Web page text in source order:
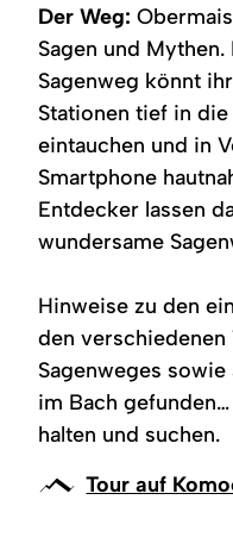
digitale
Inhalte
und
Filme
auf
dem
Sagenweg.
im
Sagenhaften
Naturraum.
Obermaiselstein
–
mystische
Stimmung
am
Sagenweg.
der
Wanderroute
des
digitalen
Sagenwegs
in
Obermaiselstein.
auf
die
Allgäuer
Alpen
und
grüne
Bergwiesen
unter
blauem
Himmel.
Der Weg:
Sagen und
Sagenweg könnt
Stationen tief in
eintauchen und in
Smartphone
Entdecker lassen
wundersame
Hinweise zu den
den verschiedenen
Sagenweges
im Bach
halten und suchen.
Tour auf